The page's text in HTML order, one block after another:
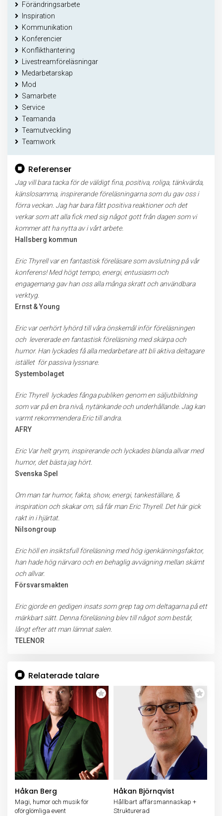
Förändringsarbete
Inspiration
Kommunikation
Konferencier
Konflikthantering
Livestreamföreläsningar
Medarbetarskap
Mod
Samarbete
Service
Teamanda
Teamutveckling
Teamwork
Referenser
Jag vill bara tacka för de väldigt fina, positiva, roliga, tänkvärda,
känslosamma, inspirerande föreläsningarna som du gav oss i
förra veckan. Jag har bara fått positiva reaktioner och det
verkar som att alla fick med sig något gott från dagen som vi
kommer att ha nytta av i vårt arbete.
Hallsberg kommun
Eric Thyrell var en fantastisk föreläsare som avslutning på vår
konferens! Med högt tempo, energi, entusiasm och
engagemang gav han oss alla många skratt och användbara
verktyg.
Ernst & Young
Eric var oerhört lyhörd till våra önskemål inför föreläsningen
och levererade en fantastisk föreläsning med skärpa och
humor. Han lyckades få alla medarbetare att bli aktiva deltagare
istället för passiva lyssnare.
Systembolaget
Eric Thyrell lyckades fånga publiken genom en säljutbildning
som var på en bra nivå, nytänkande och underhållande. Jag kan
varmt rekommendera Eric till andra.
AFRY
Eric Var helt grym, inspirerande och lyckades blanda allvar med
humor, det bästa jag hört.
Svenska Spel
Om man tar humor, fakta, show, energi, tankeställare, &
inspiration och skakar om, så får man Eric Thyrell. ​Det här gick
rakt in i hjärtat.
Nilsongroup
Eric höll en insiktsfull föreläsning med hög igenkänningsfaktor,
han hade hög närvaro och en behaglig avvägning mellan skämt
och allvar.
Försvarsmakten
Eric gjorde en gedigen insats som grep tag om deltagarna på ett
märkbart sätt. Denna föreläsning blev till något som består,
långt efter att man lämnat salen.
TELENOR
Relaterade talare
Håkan Berg
Magi, humor och musik för
oförglömliga event
Håkan Björnqvist
Hållbart affärsmannaskap +
Strukturerad